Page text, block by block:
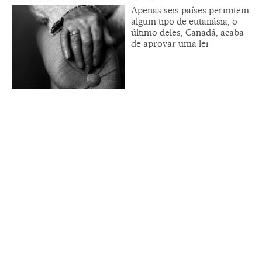
Apenas seis países permitem
algum tipo de eutanásia; o
último deles, Canadá, acaba
de aprovar uma lei